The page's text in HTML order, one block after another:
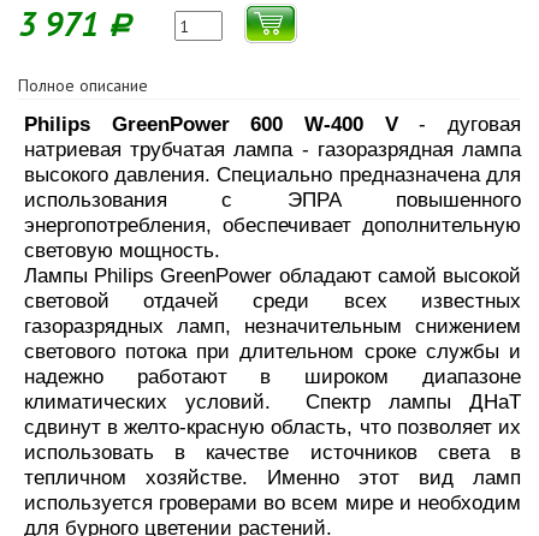
3 971 Р
Полное описание
Philips GreenPower 600 W-400 V- дуговая
натриевая трубчатая лампа - газоразрядная лампа
высокого давления. Специально предназначена для
использования с ЭПРА повышенного
энергопотребления, обеспечивает дополнительную
световую мощность.
Лампы Philips GreenPower обладают самой высокой
световой отдачей среди всех известных
газоразрядных ламп, незначительным снижением
светового потока при длительном сроке службы и
надежно работают в широком диапазоне
климатических условий. Спектр лампы ДНаТ
сдвинут в желто-красную область, что позволяет их
использовать в качестве источников света в
тепличном хозяйстве. Именно этот вид ламп
используется гроверами во всем мире и необходим
для бурного цветении растений.